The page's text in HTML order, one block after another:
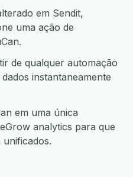
em Sendit,
uma ação de
de qualquer automação
instantaneamente
em uma única
analytics para que